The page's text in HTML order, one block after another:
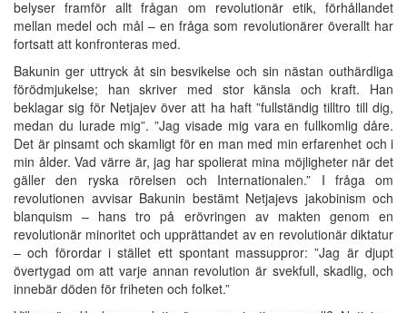
belyser framför allt frågan om revolutionär etik, förhållandet
mellan medel och mål – en fråga som revolutionärer överallt har
fortsatt att konfronteras med.
Bakunin ger uttryck åt sin besvikelse och sin nästan outhärdliga
förödmjukelse; han skriver med stor känsla och kraft. Han
beklagar sig för Netjajev över att ha haft ”fullständig tilltro till dig,
medan du lurade mig”. ”Jag visade mig vara en fullkomlig dåre.
Det är pinsamt och skamligt för en man med min erfarenhet och i
min ålder. Vad värre är, jag har spolierat mina möjligheter när det
gäller den ryska rörelsen och Internationalen.” I fråga om
revolutionen avvisar Bakunin bestämt Netjajevs jakobinism och
blanquism – hans tro på erövringen av makten genom en
revolutionär minoritet och upprättandet av en revolutionär diktatur
– och förordar i stället ett spontant massuppror: ”Jag är djupt
övertygad om att varje annan revolution är svekfull, skadlig, och
innebär döden för friheten och folket.”